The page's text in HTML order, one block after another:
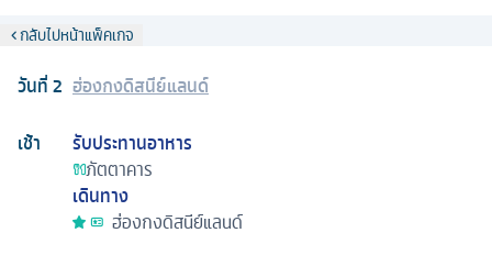
กลับไปหน้าแพ็คเกจ
วันที่2 ฮ่องกงดิสนีย์แลนด์
เช้า
รับประทานอาหาร
ภัตตาคาร
เดินทาง
ฮ่องกงดิสนีย์แลนด์